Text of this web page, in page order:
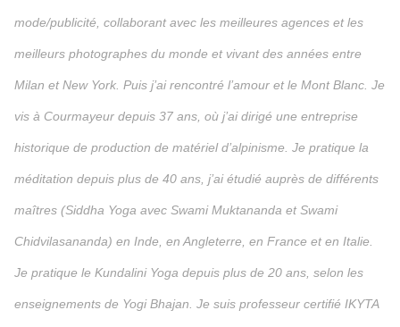
mode/publicité, collaborant avec les meilleures agences et les
meilleurs photographes du monde et vivant des années entre
Milan et New York. Puis j’ai rencontré l’amour et le Mont Blanc. Je
vis à Courmayeur depuis 37 ans, où j’ai dirigé une entreprise
historique de production de matériel d’alpinisme. Je pratique la
méditation depuis plus de 40 ans, j’ai étudié auprès de différents
maîtres (Siddha Yoga avec Swami Muktananda et Swami
Chidvilasananda) en Inde, en Angleterre, en France et en Italie.
Je pratique le Kundalini Yoga depuis plus de 20 ans, selon les
enseignements de Yogi Bhajan. Je suis professeur certifié IKYTA